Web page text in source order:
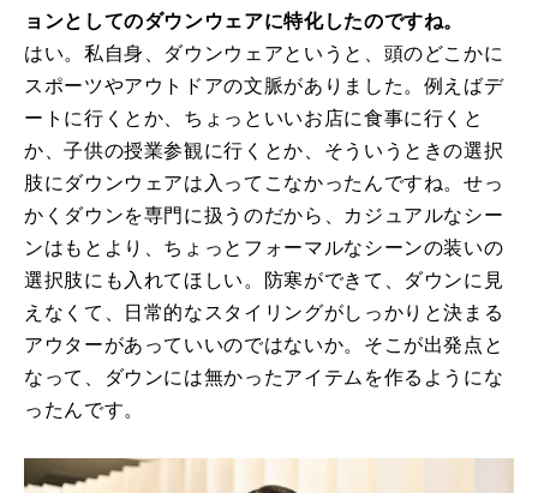
ョンとしてのダウンウェアに特化したのですね。
はい。私自身、ダウンウェアというと、頭のどこかに
スポーツやアウトドアの文脈がありました。例えばデ
ートに行くとか、ちょっといいお店に食事に行くと
か、子供の授業参観に行くとか、そういうときの選択
肢にダウンウェアは入ってこなかったんですね。せっ
かくダウンを専門に扱うのだから、カジュアルなシー
ンはもとより、ちょっとフォーマルなシーンの装いの
選択肢にも入れてほしい。防寒ができて、ダウンに見
えなくて、日常的なスタイリングがしっかりと決まる
アウターがあっていいのではないか。そこが出発点と
なって、ダウンには無かったアイテムを作るようにな
ったんです。